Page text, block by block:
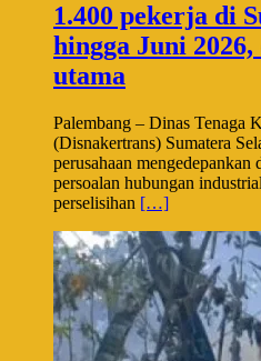
1.400 pekerja di
hingga Juni
utama
Palembang – Dinas Tenaga
(Disnakertrans) Sumatera
perusahaan
persoalan hubungan
perselisihan […]